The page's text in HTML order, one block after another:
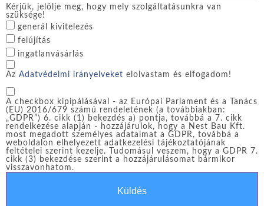
Kérjük, jelölje meg, hogy mely szolgáltatásunkra van
szüksége!
generál kivitelezés
felújítás
ingatlanvásárlás
Az Adatvédelmi irányelveket elolvastam és elfogadom!
A checkbox kipipálásával - az Európai Parlament és a Tanács
(EU) 2016/679 számú rendeletének (a továbbiakban:
„GDPR”) 6. cikk (1) bekezdés a) pontja, továbbá a 7. cikk
rendelkezése alapján - hozzájárulok, hogy a Nest Bau Kft.
most megadott személyes adataimat a GDPR, továbbá a
weboldalon elhelyezett adatkezelési tájékoztatójának
feltételei szerint kezelje. Tudomásul veszem, hogy a GDPR 7.
cikk (3) bekezdése szerint a hozzájárulásomat bármikor
visszavonhatom.
Küldés